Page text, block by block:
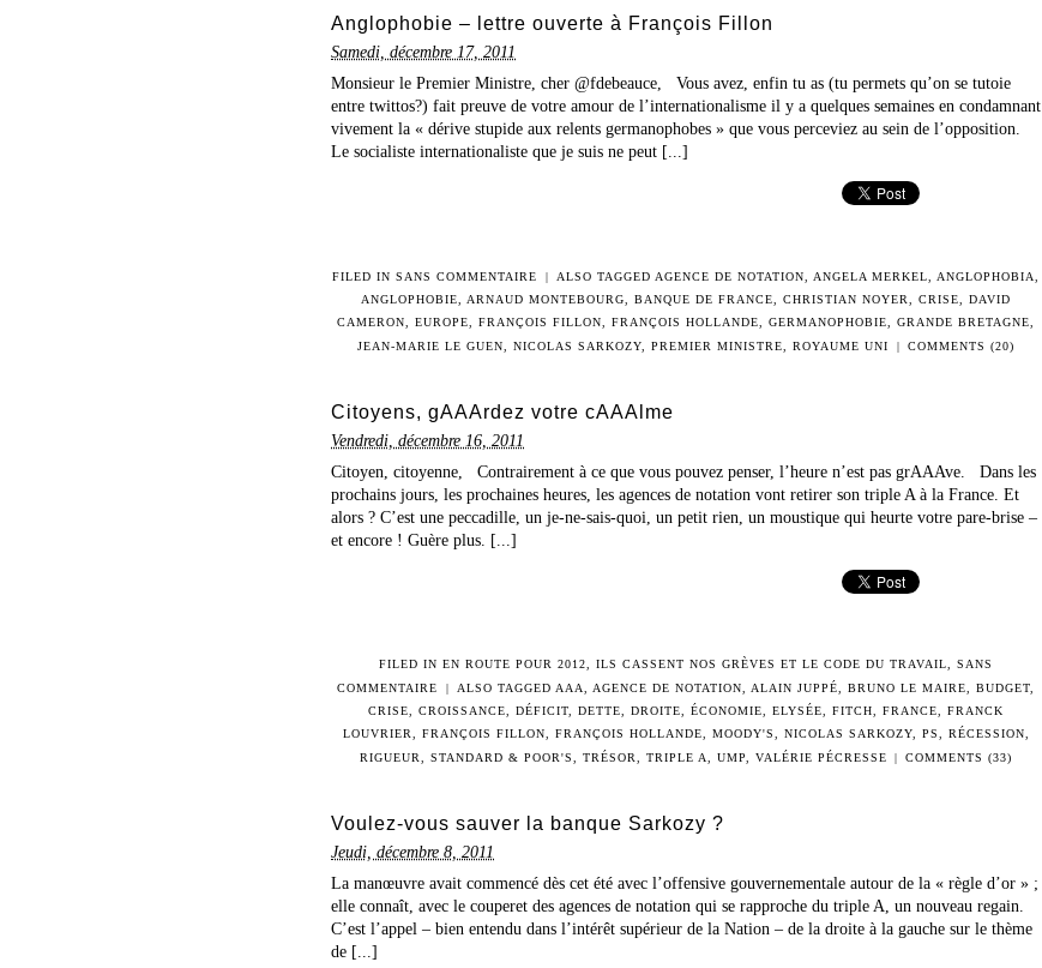
Anglophobie – lettre ouverte à François Fillon
Samedi, décembre 17, 2011
Monsieur le Premier Ministre, cher @fdebeauce, Vous avez, enfin tu as (tu permets qu’on se tutoie
entre twittos?) fait preuve de votre amour de l’internationalisme il y a quelques semaines en condamnant
vivement la « dérive stupide aux relents germanophobes » que vous perceviez au sein de l’opposition.
Le socialiste internationaliste que je suis ne peut [...]
FILED INSANS COMMENTAIRE | ALSO TAGGED AGENCE DE NOTATION ANGELA MERKEL ANGLOPHOBIA
ANGLOPHOBIE
ARNAUD MONTEBOURG BANQUE DE FRANCE CHRISTIAN NOYER CRISE
DAVID
CAMERON
EUROPE FRANÇOIS FILLON FRANÇOIS HOLLANDE GERMANOPHOBIE GRANDE BRETAGNE
JEAN-MARIE LE GUEN
,NICOLAS SARKOZY ,PREMIER MINISTRE ,ROYAUME UNI | COMMENTS (20)
Citoyens, gAAArdez votre cAAAlme
Vendredi, décembre 16, 2011
Citoyen, citoyenne, Contrairement à ce que vous pouvez penser, l’heure n’est pas grAAAve. Dans les
prochains jours, les prochaines heures, les agences de notation vont retirer son triple A à la France. Et
alors ? C’est une peccadille, un je-ne-sais-quoi, un petit rien, un moustique qui heurte votre pare-brise –
et encore ! Guère plus. [...]
FILED IN EN ROUTE POUR 2012 ILS CASSENT NOS GRÈVES ET LE CODE DU TRAVAIL
SANS
COMMENTAIRE
| ALSO TAGGED AAA AGENCE DE NOTATION ALAIN JUPPÉ BRUNO LE MAIRE BUDGET,
CRISE
CROISSANCE DÉFICIT DETTE DROITE ÉCONOMIE ELYSÉE FITCH FRANCE
FRANCK
LOUVRIER
FRANÇOIS FILLON FRANÇOIS HOLLANDE MOODY'S NICOLAS SARKOZY, PS RÉCESSION
RIGUEUR
STANDARD & POOR'S TRÉSOR TRIPLE A UMP VALÉRIE PÉCRESSE | COMMENTS (33)
Voulez-vous sauver la banque Sarkozy ?
Jeudi, décembre 8, 2011
La manœuvre avait commencé dès cet été avec l’offensive gouvernementale autour de la « règle d’or » ;
elle connaît, avec le couperet des agences de notation qui se rapproche du triple A, un nouveau regain.
C’est l’appel – bien entendu dans l’intérêt supérieur de la Nation – de la droite à la gauche sur le thème
de [...]